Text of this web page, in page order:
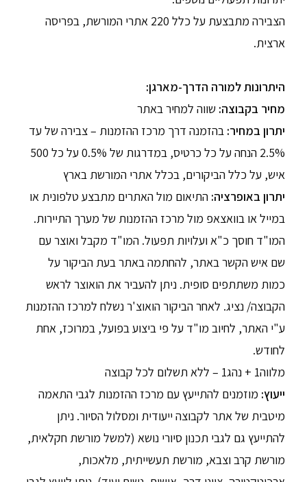
הצבירה מתבצעת על כלל 220 אתרי המורשת, בפריסה
ארצית.
היתרונות למורה הדרך-מארגן:
מחיר בקבוצה: שווה למחיר באתר
יתרון במחיר: בהזמנה דרך מרכז ההזמנות – צבירה של עד
2.5% הנחה על כל כרטיס, במדרגות של 0.5% על כל 500
איש, על כלל הביקורים, בכלל אתרי המורשת בארץ
יתרון באופרציה: התיאום מול האתרים מתבצע טלפונית או
במייל או בוואצאפ מול מרכז ההזמנות של מערך התיירות.
המו"ד חוסך כ"א ועלויות תפעול. המו"ד מקבל ואוצר עם
שם איש הקשר באתר, להחתמה באתר בעת הביקור על
כמות משתתפים סופית. ניתן להעביר את הואוצר לראש
הקבוצה/ נציג. לאחר הביקור הואוצ'ר נשלח למרכז ההזמנות
ע"י האתר, לחיוב מו"ד על פי ביצוע בפועל, במרוכז, אחת
לחודש.
מלווה1 + נהג1 – ללא תשלום לכל קבוצה
ייעוץ: מוזמנים להתייעץ עם מרכז ההזמנות לגבי התאמה
מיטבית של אתר לקבוצה ייעודית ומסלול הסיור. ניתן
להתייעץ גם לגבי תכנון סיורי נושא (למשל מורשת חקלאית,
מורשת קרב וצבא, מורשת תעשייתית, מלאכות,